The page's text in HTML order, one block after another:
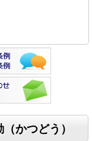
かつどう）